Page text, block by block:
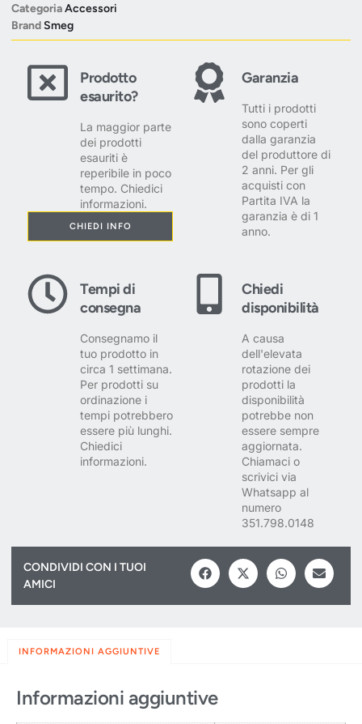
CategoriaAccessori
BrandSmeg
Prodotto
esaurito?
La maggior parte
dei prodotti
esauriti è
reperibile in poco
tempo. Chiedici
informazioni.
CHIEDI INFO
Garanzia
Tutti i prodotti
sono coperti
dalla garanzia
del produttore di
2 anni. Per gli
acquisti con
Partita IVA la
garanzia è di 1
anno.
Tempi di
consegna
Consegnamo il
tuo prodotto in
circa 1 settimana.
Per prodotti su
ordinazione i
tempi potrebbero
essere più lunghi.
Chiedici
informazioni.
Chiedi
disponibilità
A causa
dell'elevata
rotazione dei
prodotti la
disponibilità
potrebbe non
essere sempre
aggiornata.
Chiamaci o
scrivici via
Whatsapp al
numero
351.798.0148
CONDIVIDI CON I TUOI
AMICI
INFORMAZIONI AGGIUNTIVE
Informazioni aggiuntive